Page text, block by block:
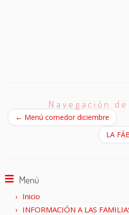
Navegación
← Menú comedor diciembre
LA
Menú
Inicio
INFORMACIÓN A LAS